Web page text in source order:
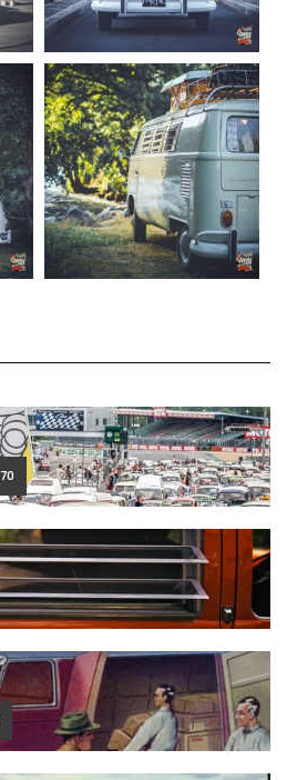
Août 10
177
0
becombi
Août 10
108
0
70